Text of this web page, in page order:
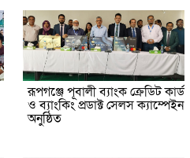
রূপগঞ্জে পূবালী ব্যাংক ক্রেডিট কার্ড
ও ব্যাংকিং প্রডাক্ট সেলস ক্যাম্পেইন
অনুষ্ঠিত